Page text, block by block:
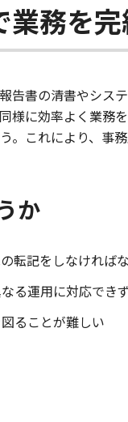
務を
書の清書やシス
に効率よく業務
これにより、事
か
転記をしなければ
る運用に対応でき
ることが難しい